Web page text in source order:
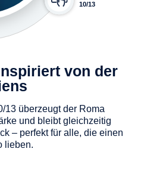
10/13
von der
13 überzeugt der Roma
und bleibt gleichzeitig
– perfekt für alle, die einen
lieben.